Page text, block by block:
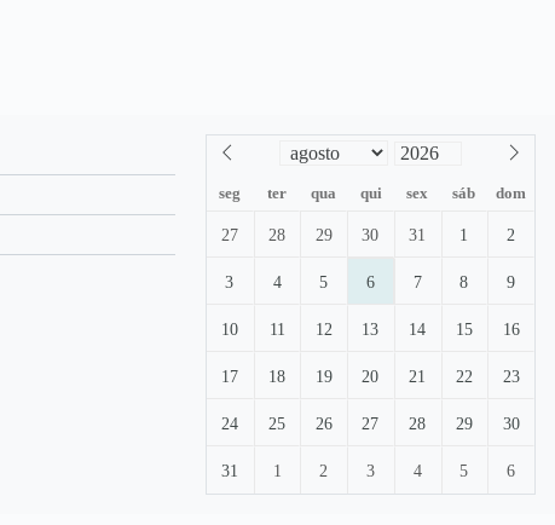
seg ter qua qui sex sáb dom
27 28 29 30 31 1 2
3 4 5 6 7 8 9
10 11 12 13 14 15 16
17 18 19 20 21 22 23
24 25 26 27 28 29 30
31 1 2 3 4 5 6